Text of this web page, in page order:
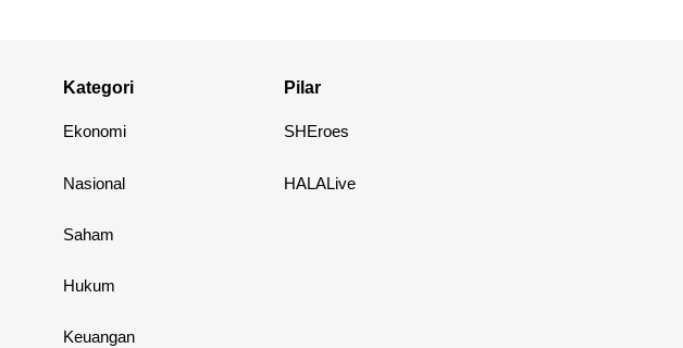
Kategori
Ekonomi
Nasional
Saham
Hukum
Keuangan
Pilar
SHEroes
HALALive